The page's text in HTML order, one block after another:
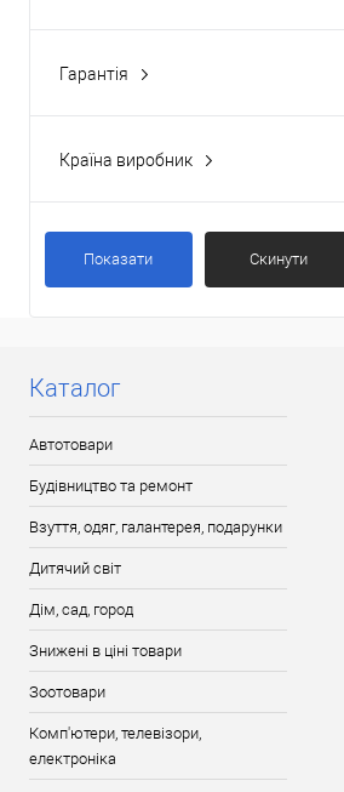
Гарантія
Країна виробник
Показати Скинути
Каталог
Автотовари
Будівництво та ремонт
Взуття, одяг, галантерея, подарунки
Дитячий світ
Дім, сад, город
Знижені в ціні товари
Зоотовари
Комп'ютери, телевізори,
електроніка